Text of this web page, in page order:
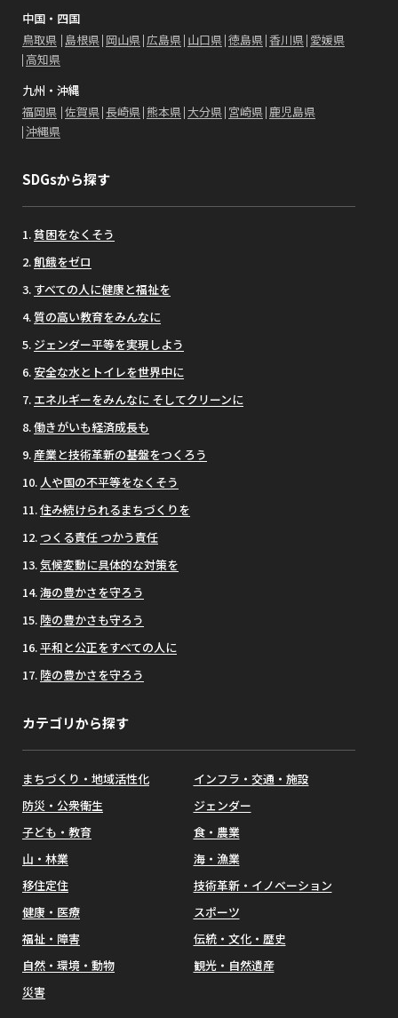
中国・四国
鳥取県 島根県 岡山県 広島県 山口県 徳島県 香川県 愛媛県
高知県
九州・沖縄
福岡県 佐賀県 長崎県 熊本県 大分県 宮崎県 鹿児島県
沖縄県
SDGsから探す
貧困をなくそう
飢餓をゼロ
すべての人に健康と福祉を
質の高い教育をみんなに
ジェンダー平等を実現しよう
安全な水とトイレを世界中に
エネルギーをみんなに そしてクリーンに
働きがいも経済成長も
産業と技術革新の基盤をつくろう
人や国の不平等をなくそう
住み続けられるまちづくりを
つくる責任 つかう責任
気候変動に具体的な対策を
海の豊かさを守ろう
陸の豊かさも守ろう
平和と公正をすべての人に
陸の豊かさを守ろう
カテゴリから探す
まちづくり・地域活性化
インフラ・交通・施設
防災・公衆衛生
ジェンダー
子ども・教育
食・農業
山・林業
海・漁業
移住定住
技術革新・イノベーション
健康・医療
スポーツ
福祉・障害
伝統・文化・歴史
自然・環境・動物
観光・自然遺産
災害